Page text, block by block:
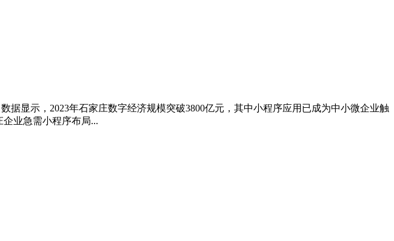
显示，2023年石家庄数字经济规模突破3800亿元，其中小程序应用已成为中小微企业触
业急需小程序布局...